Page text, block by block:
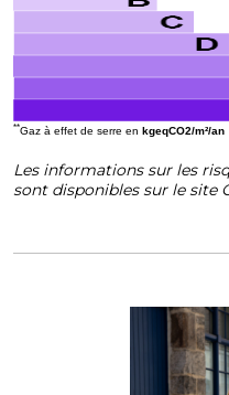
**Gaz à effet de serre en kgeqCO2/m²/an
Les informations sur les
sont disponibles sur le site